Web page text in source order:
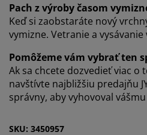
Pach z výroby časom
Keď si zaobstaráte nový
vymizne. Vetranie a
Pomôžeme vám vybrať ten
Ak sa chcete dozvedieť viac
navštívte najbližšiu predajňu
správny, aby vyhovoval
SKU: 3450957